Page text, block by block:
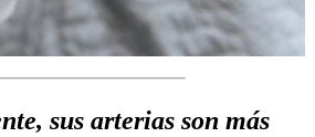
sus arterias son más